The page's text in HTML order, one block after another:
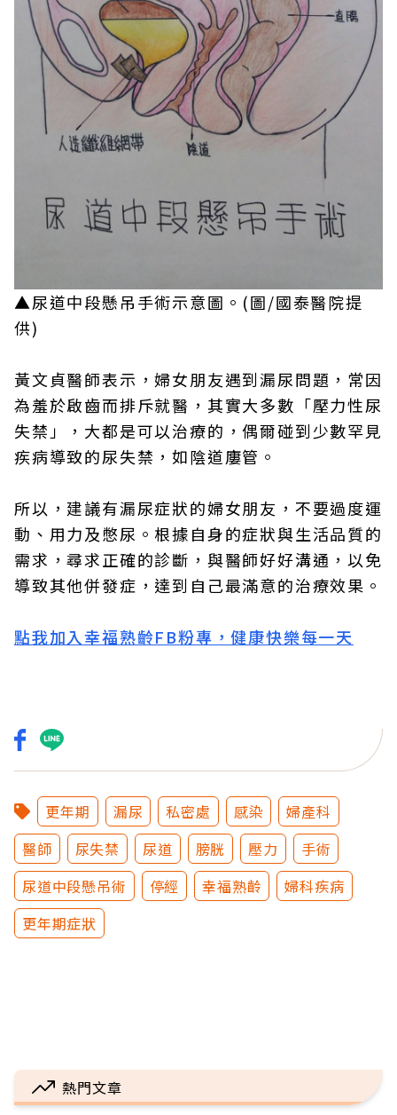
▲尿道中段懸吊手術示意圖。(圖/國泰醫院提
供)
黃文貞醫師表示，婦女朋友遇到漏尿問題，常因
為羞於啟齒而排斥就醫，其實大多數「壓力性尿
失禁」，大都是可以治療的，偶爾碰到少數罕見
疾病導致的尿失禁，如陰道廔管。
所以，建議有漏尿症狀的婦女朋友，不要過度運
動、用力及憋尿。根據自身的症狀與生活品質的
需求，尋求正確的診斷，與醫師好好溝通，以免
導致其他併發症，達到自己最滿意的治療效果。
點我加入幸福熟齡FB粉專，健康快樂每一天
更年期 漏尿 私密處 感染
婦產科
醫師
尿失禁 尿道 膀胱 壓力
手術
尿道中段懸吊術
停經 幸福熟齡
婦科疾病
更年期症狀
熱門文章